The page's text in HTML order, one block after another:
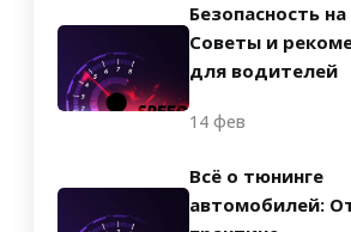
Безопасность
Советы и
для водителей
14 фев
Всё о тюнинге
автомобилей: